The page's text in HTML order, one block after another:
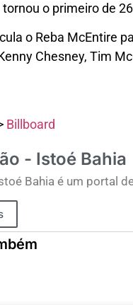
tornou o primeiro de
o Reba McEntire
Chesney, Tim
Billboard
- Istoé Bahia
Bahia é um portal